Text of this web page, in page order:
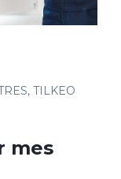
, TILKEO
mes